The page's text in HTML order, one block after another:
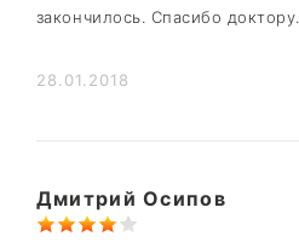
закончилось. Спасибо доктору.
28.01.2018
Дмитрий Осипов